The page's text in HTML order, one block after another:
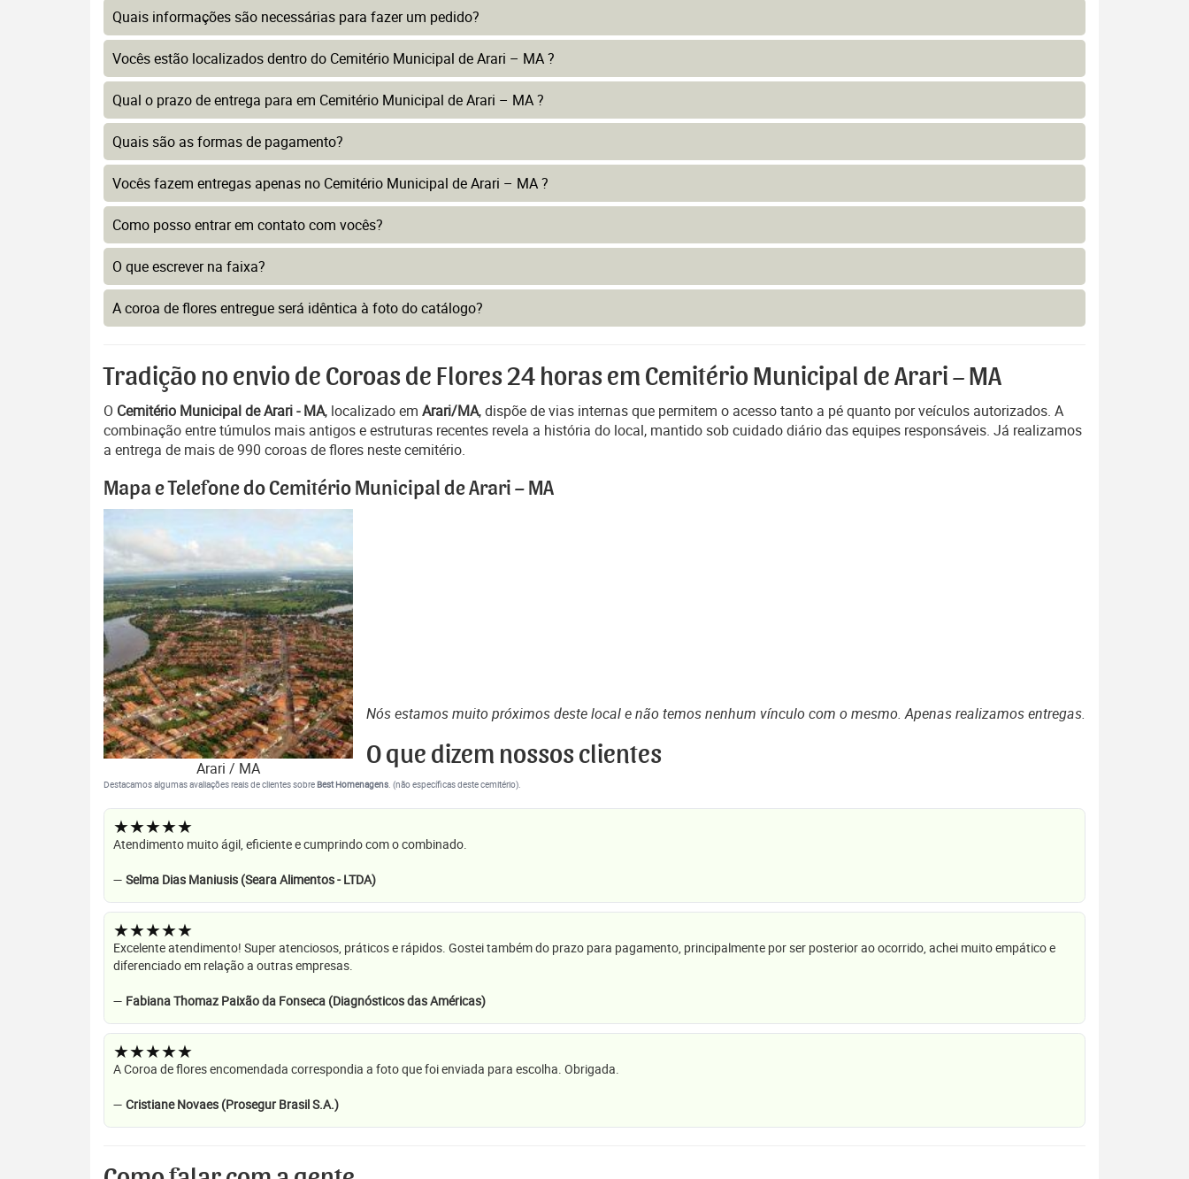
Quais informações são necessárias para fazer um pedido?
Vocês estão localizados dentro do Cemitério Municipal de Arari – MA ?
Qual o prazo de entrega para em Cemitério Municipal de Arari – MA ?
Quais são as formas de pagamento?
Vocês fazem entregas apenas no Cemitério Municipal de Arari – MA ?
Como posso entrar em contato com vocês?
O que escrever na faixa?
A coroa de flores entregue será idêntica à foto do catálogo?
Tradição no envio de Coroas de Flores 24 horas em Cemitério Municipal de Arari – MA
O Cemitério Municipal de Arari - MA, localizado em Arari/MA, dispõe de vias internas que permitem o acesso tanto a pé quanto por veículos autorizados. A
combinação entre túmulos mais antigos e estruturas recentes revela a história do local, mantido sob cuidado diário das equipes responsáveis. Já realizamos
a entrega de mais de 990 coroas de flores neste cemitério.
Mapa e Telefone do Cemitério Municipal de Arari – MA
Arari / MA
Nós estamos muito próximos deste local e não temos nenhum vínculo com o mesmo. Apenas realizamos entregas.
O que dizem nossos clientes
Destacamos algumas avaliações reais de clientes sobreBest Homenagens. (não específicas deste cemitério).
★★★★★
Atendimento muito ágil, eficiente e cumprindo com o combinado.
— Selma Dias Maniusis (Seara Alimentos - LTDA)
★★★★★
Excelente atendimento! Super atenciosos, práticos e rápidos. Gostei também do prazo para pagamento, principalmente por ser posterior ao ocorrido, achei muito empático e
diferenciado em relação a outras empresas.
— Fabiana Thomaz Paixão da Fonseca (Diagnósticos das Américas)
★★★★★
A Coroa de flores encomendada correspondia a foto que foi enviada para escolha. Obrigada.
— Cristiane Novaes (Prosegur Brasil S.A.)